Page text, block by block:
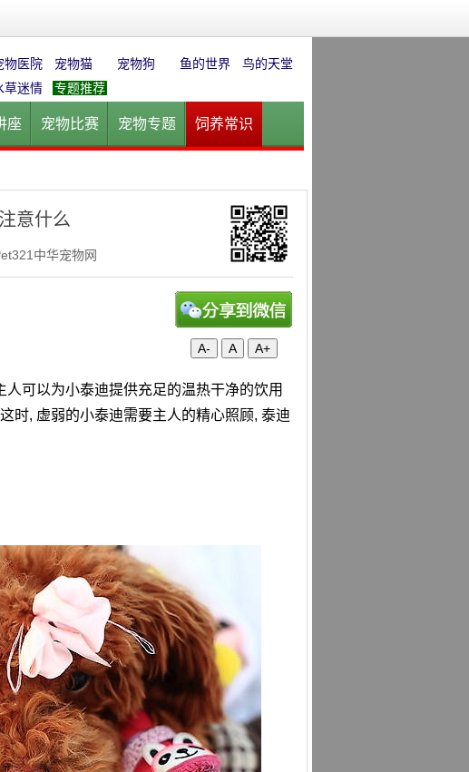
物医院 宠物猫 宠物狗 鱼的世界
鸟的天堂
草迷情 专题推荐
座 宠物比赛 宠物专题 饲养常识
意什么
中华宠物网
A- A A+
可以为小泰迪提供充足的温热干净的饮用
时, 虚弱的小泰迪需要主人的精心照顾, 泰迪